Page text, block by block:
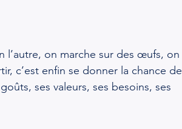
l’autre, on marche sur des œufs, on
c’est enfin se donner la chance de
ses valeurs, ses besoins, ses